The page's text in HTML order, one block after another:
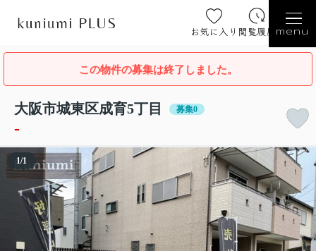
お気に入り 閲覧履歴 menu
この物件の募集は終了しました。
大阪市城東区成育5丁目 募集0
-
1/1